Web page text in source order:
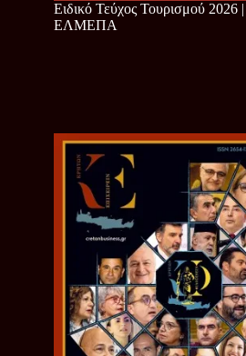
Ειδικό Τεύχος Τουρισμού 2026 |
ΕΛΜΕΠΑ